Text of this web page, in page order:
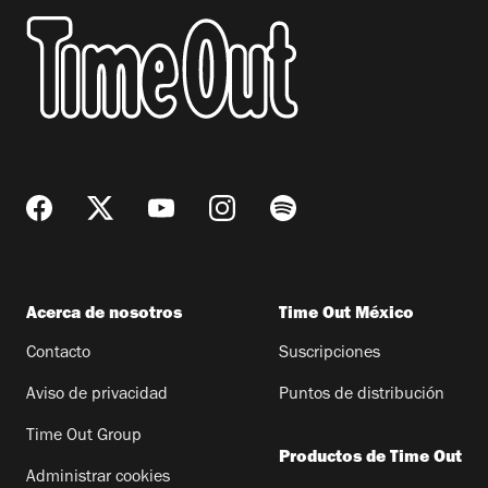
Acerca de nosotros
Contacto
Aviso de privacidad
Time Out Group
Administrar cookies
Time Out México
Suscripciones
Puntos de distribución
Productos de Time Out